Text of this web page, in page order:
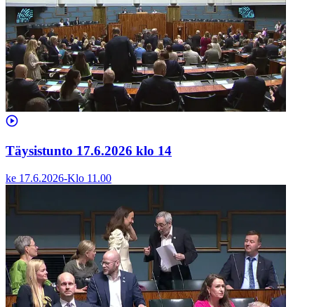
Täysistunto 17.6.2026 klo 14
ke 17.6.2026-Klo 11.00